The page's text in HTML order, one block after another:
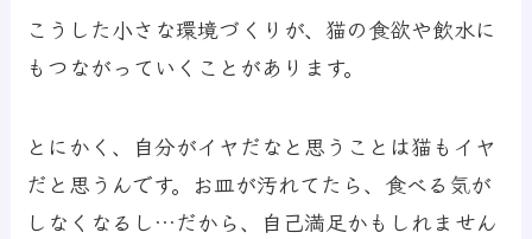
こうした小さな環境づくりが、猫の食欲や飲水に
もつながっていくことがあります。
とにかく、自分がイヤだなと思うことは猫もイヤ
だと思うんです。お皿が汚れてたら、食べる気が
しなくなるし…だから、自己満足かもしれません